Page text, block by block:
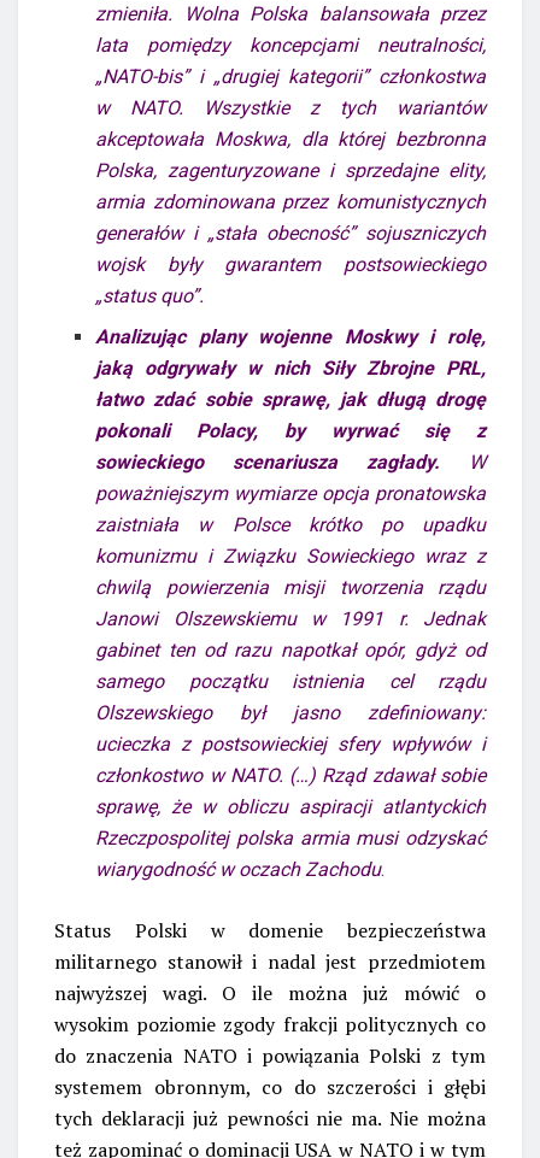
zmieniła. Wolna Polska balansowała przez
lata pomiędzy koncepcjami neutralności,
„NATO-bis” i „drugiej kategorii” członkostwa
w NATO. Wszystkie z tych wariantów
akceptowała Moskwa, dla której bezbronna
Polska, zagenturyzowane i sprzedajne elity,
armia zdominowana przez komunistycznych
generałów i „stała obecność” sojuszniczych
wojsk były gwarantem postsowieckiego
„status quo”.
Analizując plany wojenne Moskwy i rolę,
jaką odgrywały w nich Siły Zbrojne PRL,
łatwo zdać sobie sprawę, jak długą drogę
pokonali Polacy, by wyrwać się z
sowieckiego scenariusza zagłady. W
poważniejszym wymiarze opcja pronatowska
zaistniała w Polsce krótko po upadku
komunizmu i Związku Sowieckiego wraz z
chwilą powierzenia misji tworzenia rządu
Janowi Olszewskiemu w 1991 r. Jednak
gabinet ten od razu napotkał opór, gdyż od
samego początku istnienia cel rządu
Olszewskiego był jasno zdefiniowany:
ucieczka z postsowieckiej sfery wpływów i
członkostwo w NATO. (…) Rząd zdawał sobie
sprawę, że w obliczu aspiracji atlantyckich
Rzeczpospolitej polska armia musi odzyskać
wiarygodność w oczach Zachodu.
Status Polski w domenie bezpieczeństwa
militarnego stanowił i nadal jest przedmiotem
najwyższej wagi. O ile można już mówić o
wysokim poziomie zgody frakcji politycznych co
do znaczenia NATO i powiązania Polski z tym
systemem obronnym, co do szczerości i głębi
tych deklaracji już pewności nie ma. Nie można
też zapominać o dominacji USA w NATO i w tym